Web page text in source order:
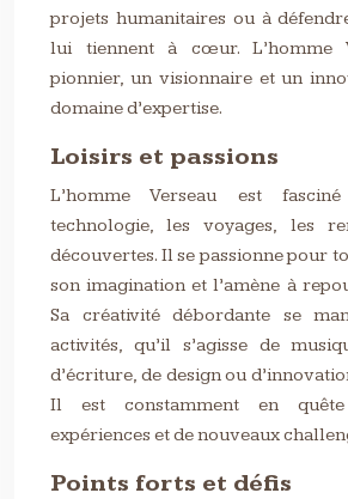
projets humanitaires ou à
lui tiennent à cœur. L’homme
pionnier, un visionnaire et un
domaine d’expertise.
Loisirs et passions
L’homme Verseau est
technologie, les voyages, les
découvertes. Il se passionne pour
son imagination et l’amène à
Sa créativité débordante se
activités, qu’il s’agisse de
d’écriture, de design ou
Il est constamment en
expériences et de nouveaux
Points forts et défis